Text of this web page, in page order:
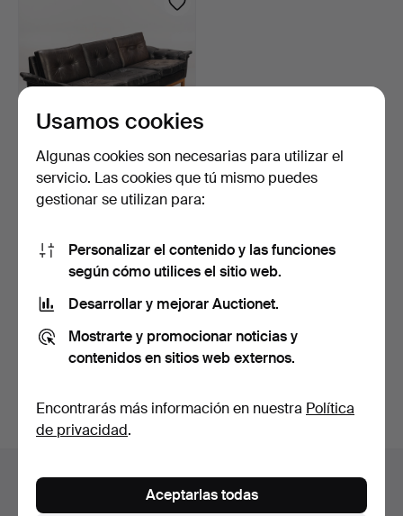
Auktionsverk
SOFÁ Ikea "Kardinal",
década de 1970.
53 USD
Suscribir búsqueda
También puedes buscar ennuestro archivo de
subastas concluidas.
en
Ayuda y contacto
Contacta con el servicio de atención al cliente
Usamos cookies
Algunas cookies son necesarias para utilizar el
servicio. Las cookies que tú mismo puedes
gestionar se utilizan para:
Personalizar el contenido y las funciones
según cómo utilices el sitio web.
Desarrollar y mejorar Auctionet.
Mostrarte y promocionar noticias y
contenidos en sitios web externos.
Encontrarás más información en nuestra Política
de privacidad.
Aceptarlas todas